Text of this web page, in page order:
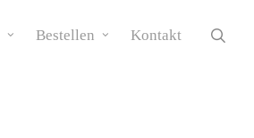
Bestellen Kontakt